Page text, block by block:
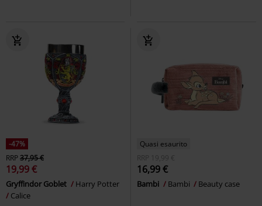
-47%
RRP37,95 €
19,99 €
Gryffindor Goblet
Harry Potter
Calice
Quasi esaurito
RRP
19,99 €
16,99 €
Bambi Bambi Beauty case